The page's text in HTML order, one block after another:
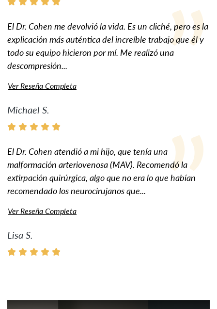
El Dr. Cohen me devolvió la vida. Es un cliché, pero es la
explicación más auténtica del increíble trabajo que él y
todo su equipo hicieron por mí. Me realizó una
descompresión...
Ver Reseña Completa
Michael S.
El Dr. Cohen atendió a mi hijo, que tenía una
malformación arteriovenosa (MAV). Recomendó la
extirpación quirúrgica, algo que no era lo que habían
recomendado los neurocirujanos que...
Ver Reseña Completa
Lisa S.